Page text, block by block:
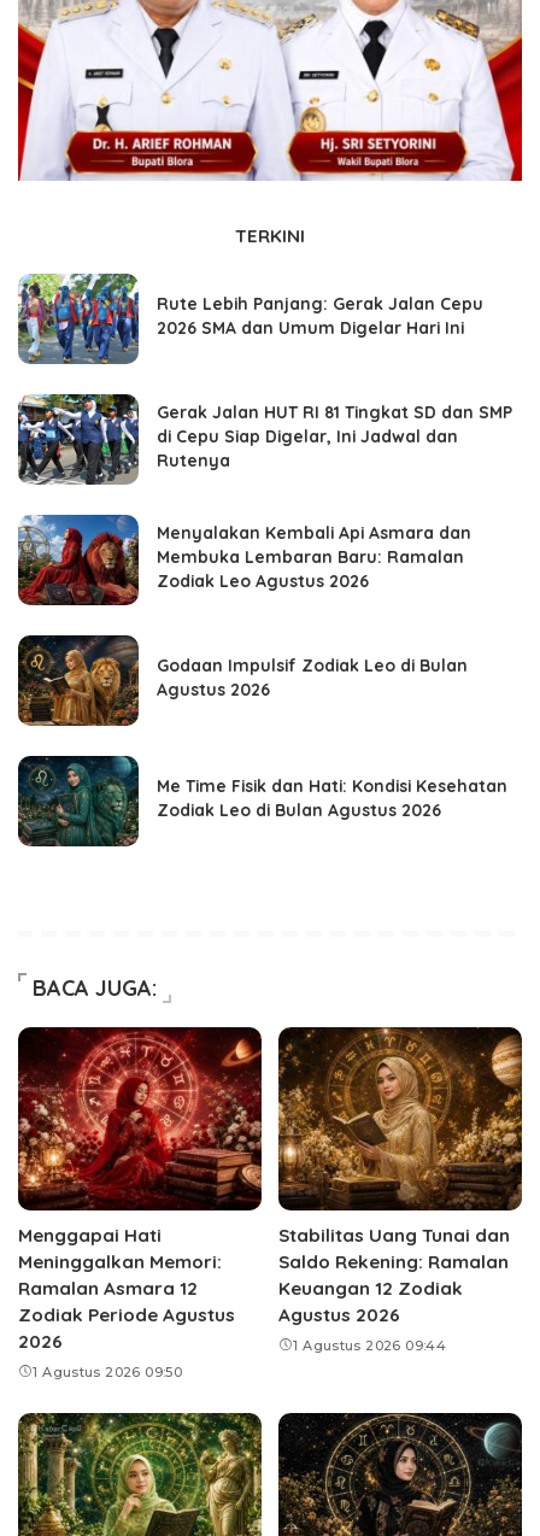
TERKINI
Rute Lebih Panjang: Gerak Jalan Cepu
2026 SMA dan Umum Digelar Hari Ini
Gerak Jalan HUT RI 81 Tingkat SD dan SMP
di Cepu Siap Digelar, Ini Jadwal dan
Rutenya
Menyalakan Kembali Api Asmara dan
Membuka Lembaran Baru: Ramalan
Zodiak Leo Agustus 2026
Godaan Impulsif Zodiak Leo di Bulan
Agustus 2026
Me Time Fisik dan Hati: Kondisi Kesehatan
Zodiak Leo di Bulan Agustus 2026
BACA JUGA:
Menggapai Hati
Meninggalkan Memori:
Ramalan Asmara 12
Zodiak Periode Agustus
2026
1 Agustus 2026 09:50
Stabilitas Uang Tunai dan
Saldo Rekening: Ramalan
Keuangan 12 Zodiak
Agustus 2026
1 Agustus 2026 09:44